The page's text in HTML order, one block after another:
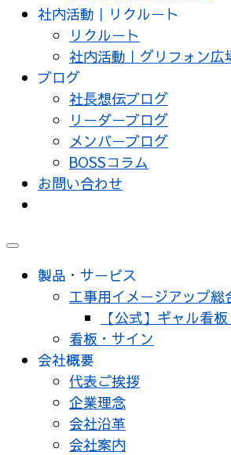
社内活動｜リクルート
リクルート
社内活動｜グリフォン広
ブログ
社長想伝ブログ
リーダーブログ
メンバーブログ
BOSSコラム
お問い合わせ
メ
製品・サービス
工事用イメージアップ総
【公式】ギャル看
看板・サイン
会社概要
代表ご挨拶
企業理念
会社沿革
会社案内